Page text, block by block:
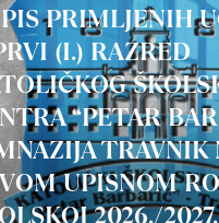
PRIMLJENIH
(I.) RAZRED
“PETAR
TRAVNIK
UPISNOM
2026./